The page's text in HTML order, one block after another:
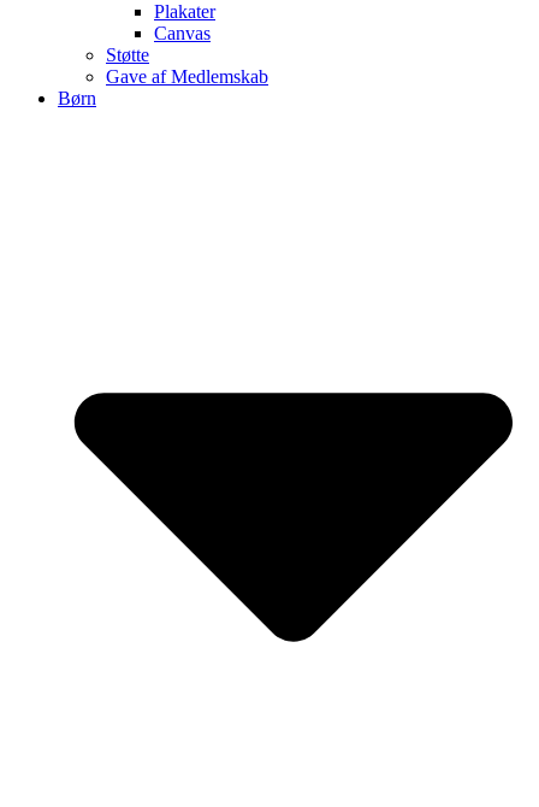
Plakater
Canvas
Støtte
Gave af Medlemskab
Børn